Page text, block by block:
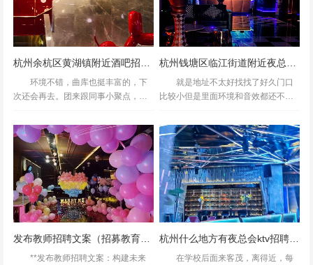
环境不错，曲库也挺丰富的，下
次还会再去。团来跟同事小聚点，挺
体验】亚洲人就是喜欢唱卡拉OK,这家
店规模还挺大的门口，有一些停车的
地方，价钱还合理，而...
就是地址不太好找找了好久门口
比较小但是里面环境和音效都还不错
来石路唱歌都会来这家，经济实惠。
里面歌库很多，可以手机扫码点歌，
很多抖音里面的热门歌都有。里...
发布教师招聘文案（招募教育梦想家：共创未来教育蓝图）
**发布教师招聘文案：构建未来
杭州什么地方有夜总会ktv招聘包厢服务员,工作环境和氛围如何？
在学校后面来客茂，离得近，每